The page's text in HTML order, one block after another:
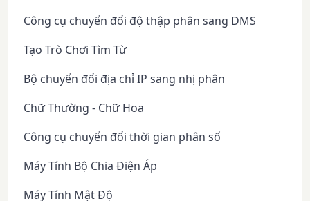
Công cụ chuyển đổi độ thập phân sang DMS
Tạo Trò Chơi Tìm Từ
Bộ chuyển đổi địa chỉ IP sang nhị phân
Chữ Thường - Chữ Hoa
Công cụ chuyển đổi thời gian phân số
Máy Tính Bộ Chia Điện Áp
Máy Tính Mật Độ